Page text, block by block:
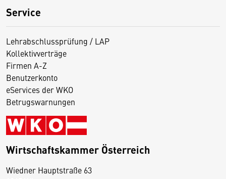
Service
Lehrabschlussprüfung / LAP
Kollektivverträge
Firmen A-Z
Benutzerkonto
eServices der WKO
Betrugswarnungen
Wirtschaftskammer Österreich
Wiedner Hauptstraße 63
D